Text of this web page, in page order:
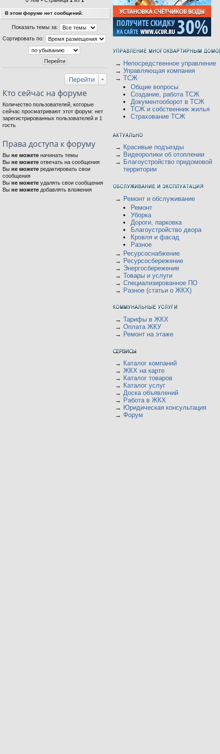
В этом форуме нет сообщений.
Показать темы за:
Сортировать по:
Перейти
Кто сейчас на форуме
Количество пользователей, которые
сейчас просматривают этот форум: нет
зарегистрированных пользователей и 1
гость
Права доступа к форуму
Вы не можете начинать темы
Вы не можете отвечать на сообщения
Вы не можете редактировать свои
сообщения
Вы не можете удалять свои сообщения
Вы не можете добавлять вложения
→ Непосредственное управление
→ Управляющая компания
→ ТСЖ
Общие вопросы
Создание, работа ТСЖ
Документооборот в ТСЖ
ТСЖ и собственник жилья
Страхование ТСЖ
→ Красивые подъезды
→ Видеоролики об отоплении
→ Благоустройство придомовой
территории
→ Ремонт и обслуживание
Ремонт
Уборка
Дороги, парковка
Благоустройство двора
Кровля и фасад
Разное
→ Ресурсоснабжение
→ Ресурсосбережение
→ Энергосбережение
→ Товары и услуги
→ Специализированное ПО
→ Разное (статьи о ЖКХ)
→ Тарифы в ЖКХ
→ Оплата ЖКУ
→ Ремонт на этаже
→ Каталог компаний
→ ЖКХ на карте
→ Каталог товаров
→ Каталог услуг
→ Доска объявлений
→ Работа в ЖКХ
→ Юридическая консультация
→ Форум